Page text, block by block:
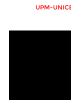
UPM-